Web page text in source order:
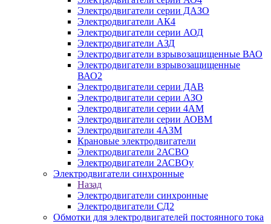
Электродвигатели серии ДАЗО
Электродвигатели АК4
Электродвигатели серии АОД
Электродвигатели АЗД
Электродвигатели взрывозащищенные ВАО
Электродвигатели взрывозащищенные
ВАО2
Электродвигатели серии ДАВ
Электродвигатели серии АЗО
Электродвигатели серии 4АМ
Электродвигатели серии АОВМ
Электродвигатели 4АЗМ
Крановые электродвигатели
Электродвигатели 2АСВО
Электродвигатели 2АСВОу
Электродвигатели синхронные
Назад
Электродвигатели синхронные
Электродвигатели СД2
Обмотки для электродвигателей постоянного тока